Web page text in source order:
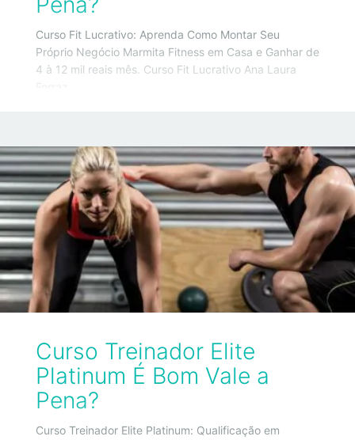
Curso Fit Lucrativo: Aprenda Como Montar Seu
Próprio Negócio Marmita Fitness em Casa e Ganhar de
4 à 12 mil reais mês. Curso Fit Lucrativo Ana Laura
Curso Treinador Elite
Platinum É Bom Vale a
Pena?
Curso Treinador Elite Platinum: Qualificação em